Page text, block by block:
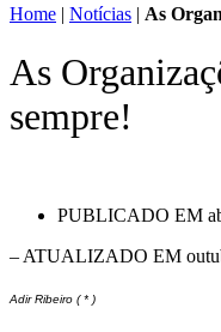
Home | Notícias | As
As
sempre!
PUBLICADO EM
– ATUALIZADO EM
Adir Ribeiro ( * )